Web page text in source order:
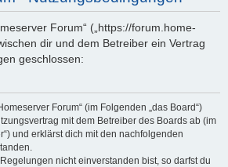
Forum“ („https://forum.home-
dir und dem Betreiber ein Vertrag
geschlossen:
Forum“ (im Folgenden „das Board“)
mit dem Betreiber des Boards ab (im
und erklärst dich mit den nachfolgenden
nicht einverstanden bist, so darfst du